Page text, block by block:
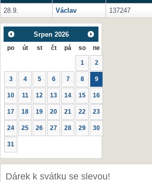
28.9.
Václav 137247
Srpen 2026
po út st čt pá so ne
1 2
3 4 5 6 7 8 9
10 11 12 13 14 15 16
17 18 19 20 21 22 23
24 25 26 27 28 29 30
31
Dárek k svátku se slevou!